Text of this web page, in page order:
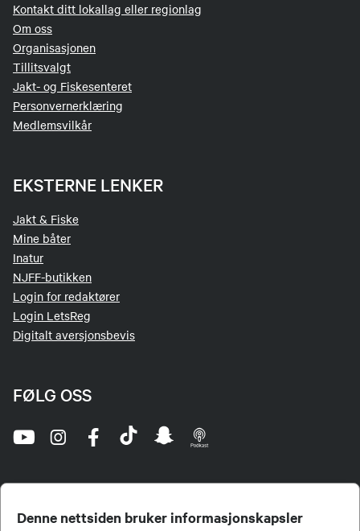
Denne nettsiden bruker informasjonskapsler
Kontakt ditt lokallag eller regionlag
Om oss
Organisasjonen
Tillitsvalgt
Jakt- og Fiskesenteret
Personvernerklæring
Medlemsvilkår
EKSTERNE LENKER
Jakt & Fiske
Mine båter
Inatur
NJFF-butikken
Login for redaktører
Login LetsReg
Digitalt aversjonsbevis
FØLG OSS